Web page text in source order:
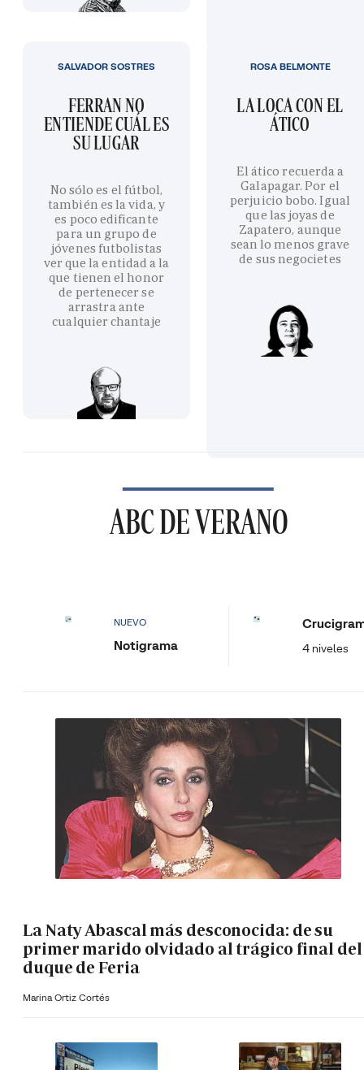
FERRAN NO
ENTIENDE CUÁL ES
SU LUGAR
No sólo es el fútbol,
también es la vida, y
es poco edificante
para un grupo de
jóvenes futbolistas
ver que la entidad a la
que tienen el honor
de pertenecer se
arrastra ante
cualquier chantaje
SALVADOR SOSTRES
LA LOCA CON EL
ÁTICO
El ático recuerda a
Galapagar. Por el
perjuicio bobo. Igual
que las joyas de
Zapatero, aunque
sean lo menos grave
de sus negocietes
ROSA BELMONTE
ABC DE VERANO
NUEVO
Notigrama 4 niveles
La Naty Abascal más desconocida: de su
primer marido olvidado al trágico final del
duque de Feria
Marina Ortiz Cortés